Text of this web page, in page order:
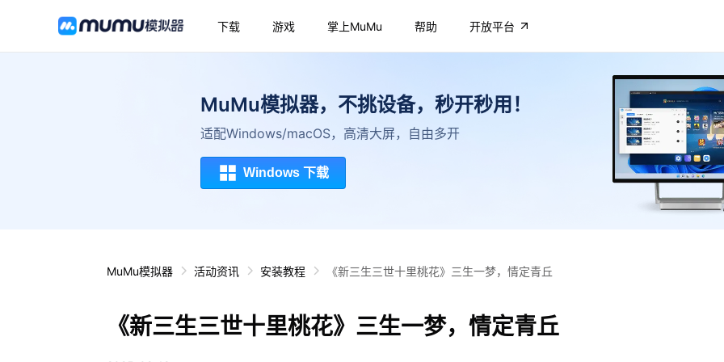
下载 游戏 掌上MuMu 帮助 开放平台
MuMu模拟器，不挑设备，秒开秒用！
适配Windows/macOS，高清大屏，自由多开
Windows 下载
MuMu模拟器 活动资讯 安装教程 《新三生三世十里桃花》三生一梦，情定青丘
《新三生三世十里桃花》三生一梦，情定青丘